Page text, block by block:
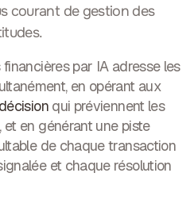
courant de gestion des
par IA adresse les
en opérant aux
qui préviennent les
en générant une piste
de chaque transaction
et chaque résolution